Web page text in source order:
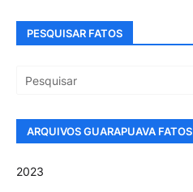
PESQUISAR FATOS
ARQUIVOS GUARAPUAVA FATOS
2023